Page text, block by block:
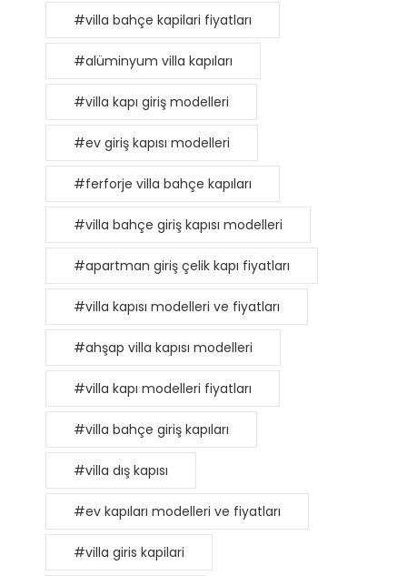
#villa bahçe kapilari fiyatları
#alüminyum villa kapıları
#villa kapı giriş modelleri
#ev giriş kapısı modelleri
#ferforje villa bahçe kapıları
#villa bahçe giriş kapısı modelleri
#apartman giriş çelik kapı fiyatları
#villa kapısı modelleri ve fiyatları
#ahşap villa kapısı modelleri
#villa kapı modelleri fiyatları
#villa bahçe giriş kapıları
#villa dış kapısı
#ev kapıları modelleri ve fiyatları
#villa giris kapilari